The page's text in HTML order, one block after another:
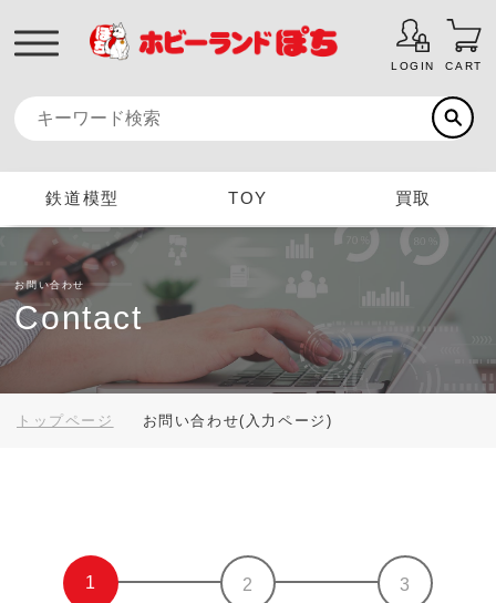
LOGIN CART
鉄道模型 TOY 買取
お問い合わせ
Contact
トップページ お問い合わせ(入力ページ)